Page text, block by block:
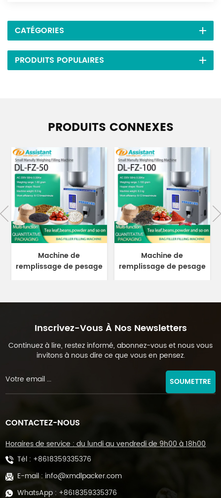
CATÉGORIES
PRODUITS POPULAIRES
PRODUITS CONNEXES
Machine de
remplissage de pesage
Machine de
remplissage de pesage
Inscrivez-Vous À Nos Newsletters
Continuez à lire, restez informé, abonnez-vous et nous vous
invitons à nous dire ce que vous en pensez.
SOUMETTRE
CONTACTEZ-NOUS
Horaires de service : du lundi au vendredi de 9h00 à 18h00
Tél : +8618359335376
E-mail : info@xmdlpacker.com
WhatsApp : +8618359335376